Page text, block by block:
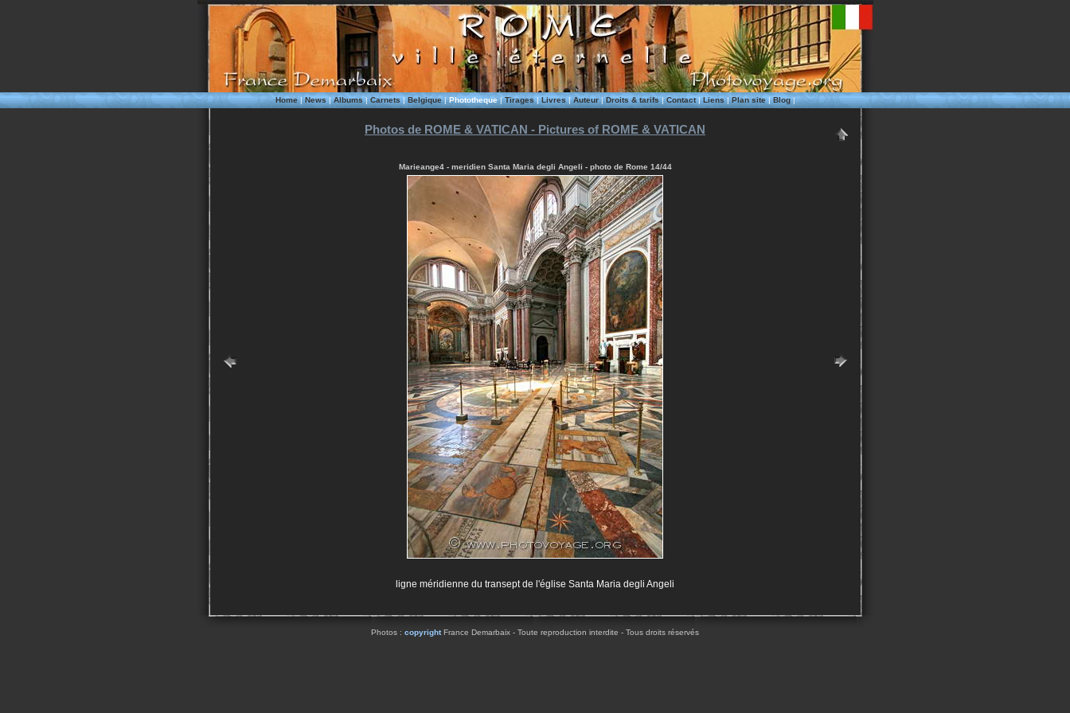
Home|News| Albums| Carnets|Belgique|Phototheque|Tirages|Livres|Auteur|Droits & tarifs|Contact|Liens|Plan site|Blog|
Photos de ROME & VATICAN - Pictures of ROME & VATICAN
Marieange4 - meridien Santa Maria degli Angeli - photo de Rome 14/44
ligne méridienne du transept de l'église Santa Maria degli Angeli
Photos : copyrightFrance Demarbaix - Toute reproduction interdite - Tous droits réservés